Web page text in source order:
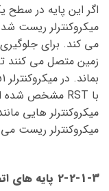
میکروکنترلر ریست
می کند. برای
زمین متصل می کنند
میکروکنترلر ریست
2-2-1-3 پایه های اتصال ROM خارجی